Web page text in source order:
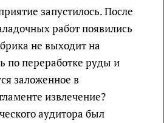
запустилось. После
работ появились
не выходит на
по переработке руды и
заложенное в
извлечение?
аудитора был